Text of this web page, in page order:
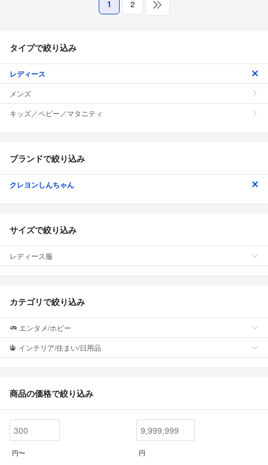
1 2
タイプで絞り込み
レディース
メンズ
キッズ／ベビー／マタニティ
ブランドで絞り込み
クレヨンしんちゃん
サイズで絞り込み
レディース服
カテゴリで絞り込み
エンタメ/ホビー
インテリア/住まい/日用品
商品の価格で絞り込み
円〜 円